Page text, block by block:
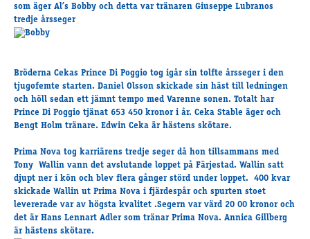
Nybörjar­guide
Presentkort
Travkonferens
Exponering & värdskap
Aktiviteter
Tävling
Tävlingsserier
som äger Al’s Bobby och detta var tränaren Giuseppe Lubranos
tredje årsseger
Bröderna Cekas Prince Di Poggio tog igår sin tolfte årsseger i den
tjugofemte starten. Daniel Olsson skickade sin häst till ledningen
och höll sedan ett jämnt tempo med Varenne sonen. Totalt har
Prince Di Poggio tjänat 653 450 kronor i år. Ceka Stable äger och
Bengt Holm tränare. Edwin Ceka är hästens skötare.
Prima Nova tog karriärens tredje seger då hon tillsammans med
Tony Wallin vann det avslutande loppet på Färjestad. Wallin satt
djupt ner i kön och blev flera gånger störd under loppet. 400 kvar
skickade Wallin ut Prima Nova i fjärdespår och spurten stoet
levererade var av högsta kvalitet .Segern var värd 20 00 kronor och
det är Hans Lennart Adler som tränar Prima Nova. Annica Gillberg
är hästens skötare.